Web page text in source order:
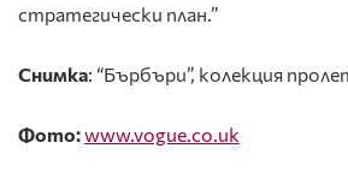
стратегически план.”
Снимка: “Бърбъри”, колекция
Фото:www.vogue.co.uk